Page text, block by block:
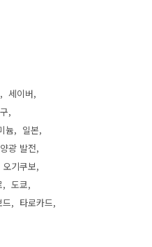
세이버
늄
일본
광 발전
오기쿠보
도쿄
드
타로카드